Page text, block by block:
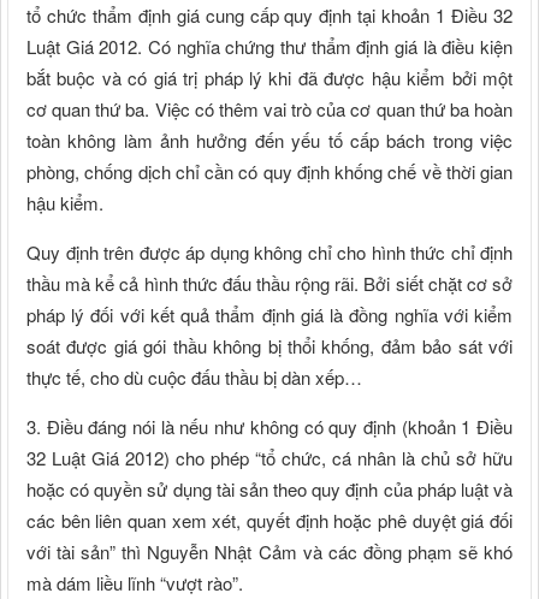
tổ chức thẩm định giá cung cấp quy định tại khoản 1 Điều 32
Luật Giá 2012. Có nghĩa chứng thư thẩm định giá là điều kiện
bắt buộc và có giá trị pháp lý khi đã được hậu kiểm bởi một
cơ quan thứ ba. Việc có thêm vai trò của cơ quan thứ ba hoàn
toàn không làm ảnh hưởng đến yếu tố cấp bách trong việc
phòng, chống dịch chỉ cần có quy định khống chế về thời gian
hậu kiểm.
Quy định trên được áp dụng không chỉ cho hình thức chỉ định
thầu mà kể cả hình thức đấu thầu rộng rãi. Bởi siết chặt cơ sở
pháp lý đối với kết quả thẩm định giá là đồng nghĩa với kiểm
soát được giá gói thầu không bị thổi khống, đảm bảo sát với
thực tế, cho dù cuộc đấu thầu bị dàn xếp…
3. Điều đáng nói là nếu như không có quy định (khoản 1 Điều
32 Luật Giá 2012) cho phép “tổ chức, cá nhân là chủ sở hữu
hoặc có quyền sử dụng tài sản theo quy định của pháp luật và
các bên liên quan xem xét, quyết định hoặc phê duyệt giá đối
với tài sản” thì Nguyễn Nhật Cảm và các đồng phạm sẽ khó
mà dám liều lĩnh “vượt rào”.